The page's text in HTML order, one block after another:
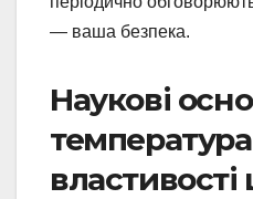
— ваша безпека.
Наукові